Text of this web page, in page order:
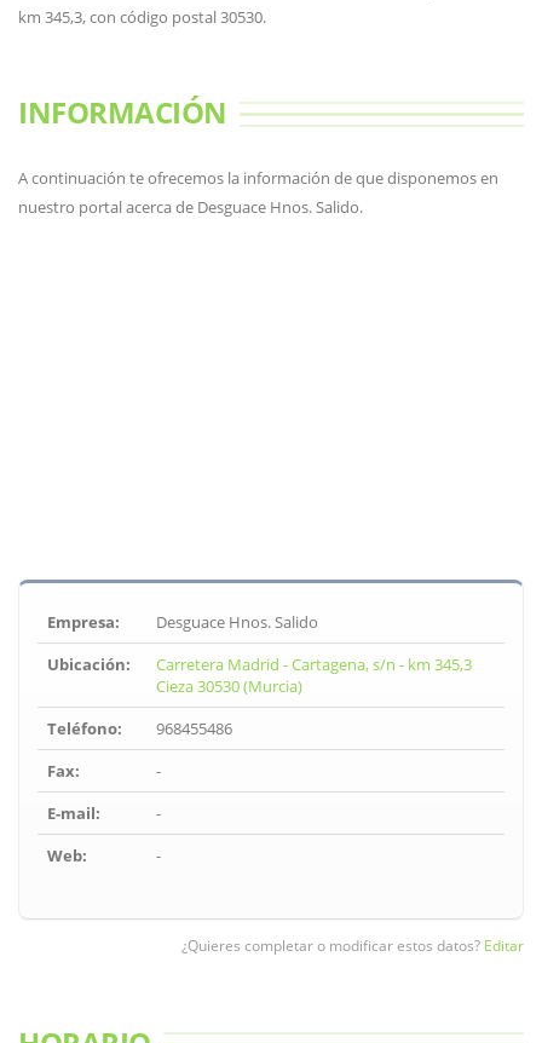
km 345,3, con código postal 30530.
INFORMACIÓN
A continuación te ofrecemos la información de que disponemos en
nuestro portal acerca de Desguace Hnos. Salido.
Empresa:
Desguace Hnos. Salido
Ubicación:
Carretera Madrid - Cartagena, s/n - km 345,3
Cieza 30530 (Murcia)
Teléfono:
968455486
Fax:
-
E-mail:
-
Web:
-
¿Quieres completar o modificar estos datos? Editar